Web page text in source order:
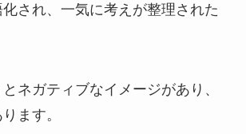
され、一気に考えが整理された
ネガティブなイメージがあり、
ます。